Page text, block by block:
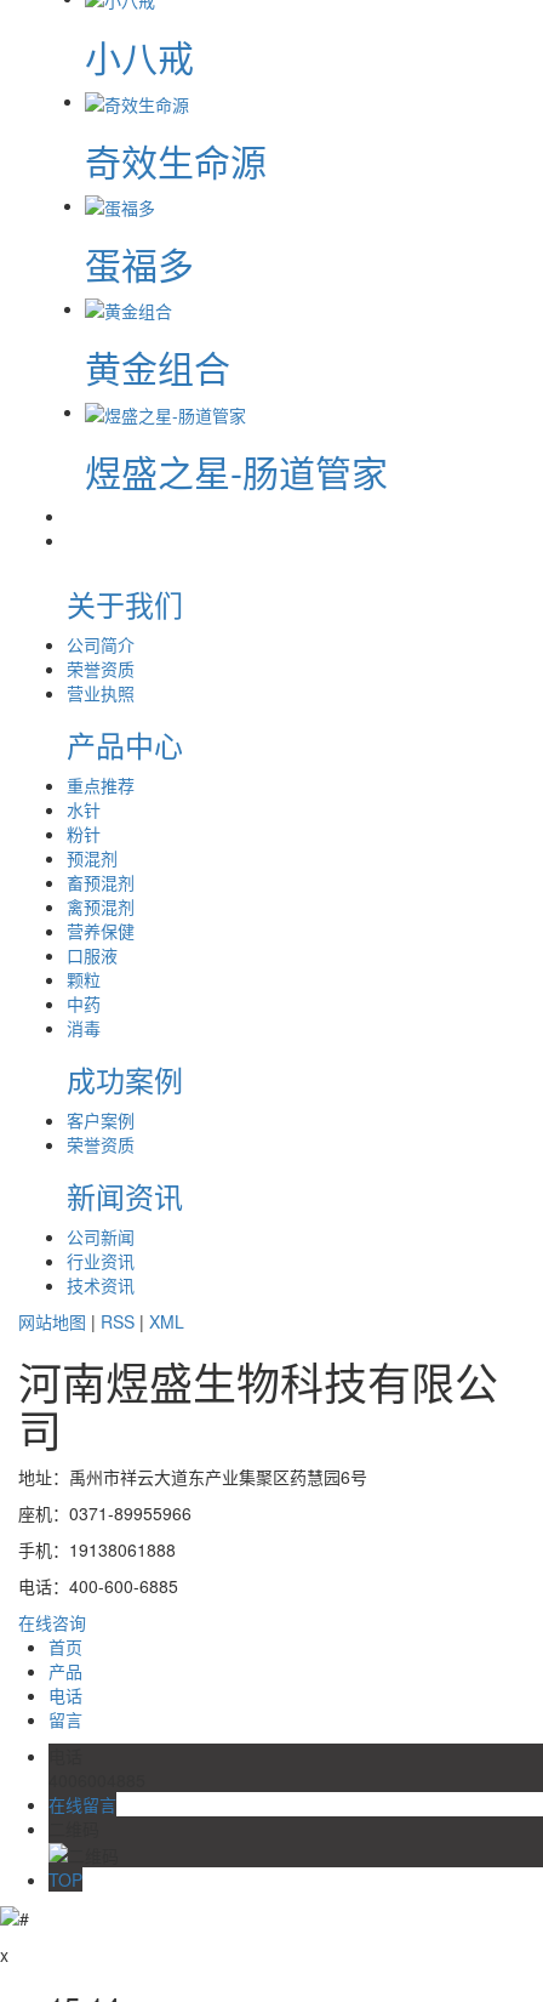
小八戒
奇效生命源
蛋福多
黄金组合
煜盛之星-肠道管家
关于我们
公司简介
荣誉资质
营业执照
产品中心
重点推荐
水针
粉针
预混剂
畜预混剂
禽预混剂
营养保健
口服液
颗粒
中药
消毒
成功案例
客户案例
荣誉资质
新闻资讯
公司新闻
行业资讯
技术资讯
网站地图 | RSS | XML
河南煜盛生物科技有限公
司
地址：禹州市祥云大道东产业集聚区药慧园6号
座机：0371-89955966
手机：19138061888
电话：400-600-6885
在线咨询
首页
产品
电话
留言
在线留言
TOP
x